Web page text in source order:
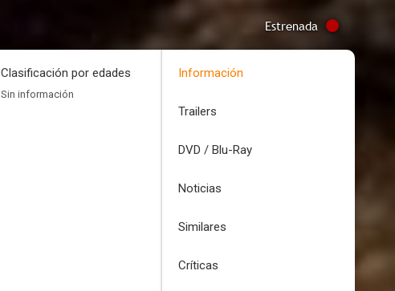
Estrenada
Clasificación por edades
Sin información
Información
Trailers
DVD / Blu-Ray
Noticias
Similares
Críticas